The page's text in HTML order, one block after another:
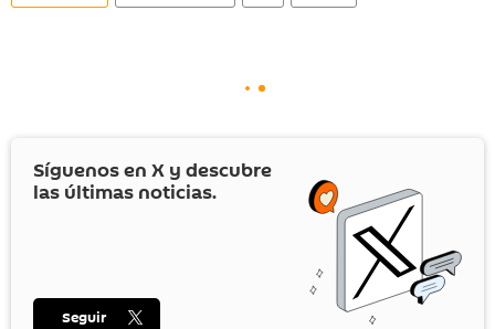
Síguenos en X y descubre
las últimas noticias.
Seguir